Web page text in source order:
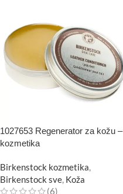
1027653 Regenerator za kožu –
kozmetika
Birkenstock kozmetika,
Birkenstock sve, Koža
(6)